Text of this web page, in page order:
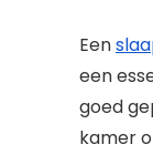
Een
een
goed
kamer